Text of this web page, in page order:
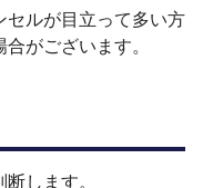
セルが目立って多い方
がございます。
します。